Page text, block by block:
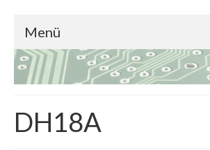
Menü
Selectrix
Selectrix System
DH18A